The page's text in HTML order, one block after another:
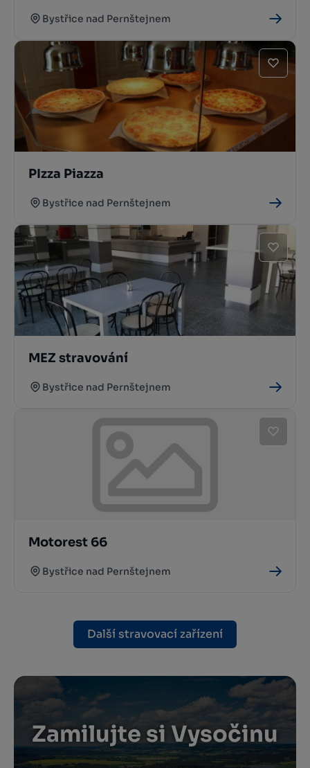
Bystřice nad Pernštejnem
PIzza Piazza
Bystřice nad Pernštejnem
MEZ stravování
Bystřice nad Pernštejnem
Motorest 66
Bystřice nad Pernštejnem
Další stravovací zařízení
Zamilujte si Vysočinu